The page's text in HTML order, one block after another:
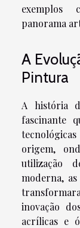
exemplos
panorama
A
Pintura
A história
fascinante
origem,
utilização
moderna, as
inovação
acrílicas e